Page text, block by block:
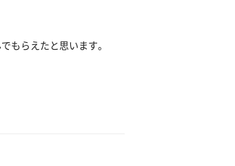
もらえたと思います。